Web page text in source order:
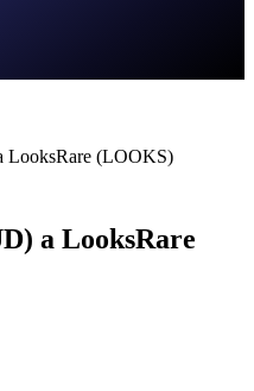
LooksRare (LOOKS)
a LooksRare